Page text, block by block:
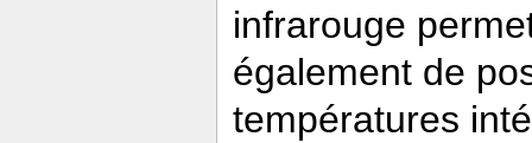
infrarouge
également de
températures